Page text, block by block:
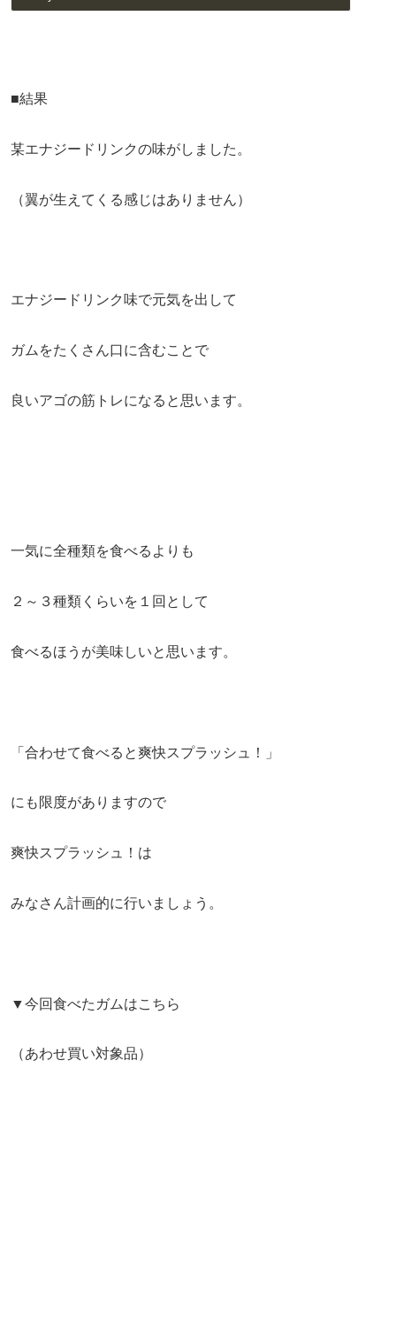
■結果
某エナジードリンクの味がしました。
（翼が生えてくる感じはありません）
エナジードリンク味で元気を出して
ガムをたくさん口に含むことで
良いアゴの筋トレになると思います。
一気に全種類を食べるよりも
２～３種類くらいを１回として
食べるほうが美味しいと思います。
「合わせて食べると爽快スプラッシュ！」
にも限度がありますので
爽快スプラッシュ！は
みなさん計画的に行いましょう。
▼今回食べたガムはこちら
（あわせ買い対象品）